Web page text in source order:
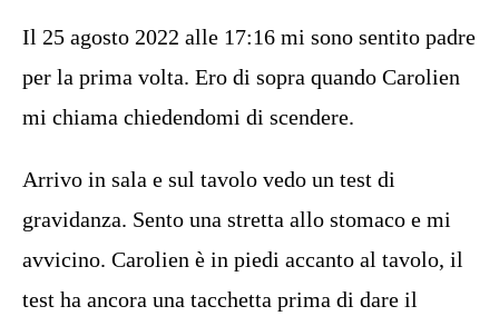
Il 25 agosto 2022 alle 17:16 mi sono sentito padre
per la prima volta. Ero di sopra quando Carolien
mi chiama chiedendomi di scendere.
Arrivo in sala e sul tavolo vedo un test di
gravidanza. Sento una stretta allo stomaco e mi
avvicino. Carolien è in piedi accanto al tavolo, il
test ha ancora una tacchetta prima di dare il